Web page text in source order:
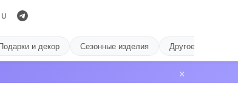
и декор Сезонные изделия Другое
×